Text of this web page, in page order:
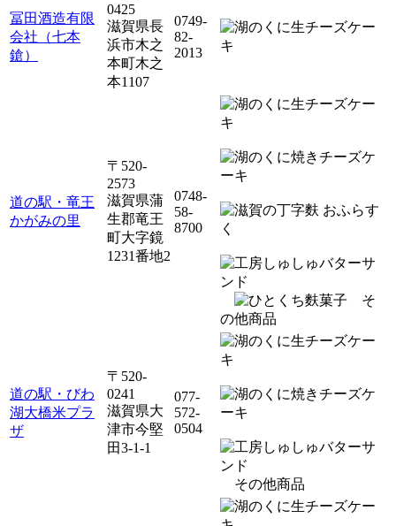
冨田酒造有限
会社（七本
鎗）
0425
滋賀県長
浜市木之
本町木之
本1107
0749-
82-
2013
道の駅・竜王
かがみの里
〒520-
2573
滋賀県蒲
生郡竜王
町大字鏡
1231番地2
0748-
58-
8700
そ
の他商品
道の駅・びわ
湖大橋米プラ
ザ
〒520-
0241
滋賀県大
津市今堅
田3-1-1
077-
572-
0504
その他商品